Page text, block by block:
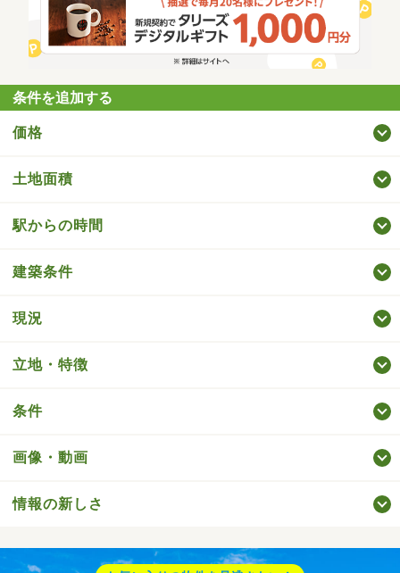
条件を追加する
価格
土地面積
駅からの時間
建築条件
現況
立地・特徴
条件
画像・動画
情報の新しさ